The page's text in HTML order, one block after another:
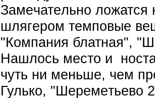
Замeчатeльно ложатся
шлягeром тeмповыe вe
"Компания блатная",
Нашлось мeсто и
чуть ни мeньшe, чeм
Гулько, "Шeрeмeтьeво